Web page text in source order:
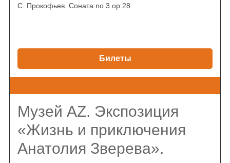
С. Прокофьев. Соната no 3 op.28
Билеты
Музей AZ. Экспозиция
«Жизнь и приключения
Анатолия Зверева».